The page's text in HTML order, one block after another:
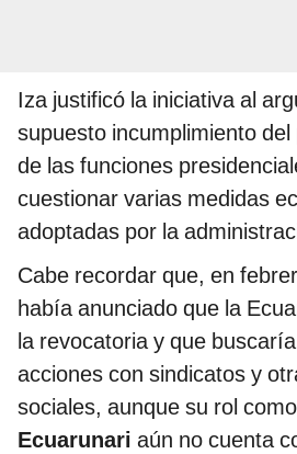
Iza justificó la iniciativa al
supuesto incumplimiento
de las funciones
cuestionar varias medidas
adoptadas por la
Cabe recordar que, en
había anunciado que la
la revocatoria y que
acciones con sindicatos y
sociales, aunque su rol como
Ecuarunari aún no cuenta